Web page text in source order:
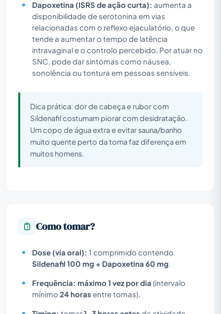
Dapoxetina (ISRS de ação curta): aumenta a
disponibilidade de serotonina em vias
relacionadas com o reflexo ejaculatório, o que
tende a aumentar o tempo de latência
intravaginal e o controlo percebido. Por atuar no
SNC, pode dar sintomas como náusea,
sonolência ou tontura em pessoas sensíveis.
Dica prática: dor de cabeça e rubor com
Sildenafil costumam piorar com desidratação.
Um copo de água extra e evitar sauna/banho
muito quente perto da toma faz diferença em
muitos homens.
Como tomar?
Dose (via oral): 1 comprimido contendo
Sildenafil 100 mg + Dapoxetina 60 mg.
Frequência: máximo 1 vez por dia (intervalo
mínimo 24 horas entre tomas).